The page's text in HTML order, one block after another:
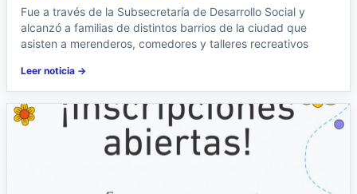
Fue a través de la Subsecretaría de Desarrollo Social y
alcanzó a familias de distintos barrios de la ciudad que
asisten a merenderos, comedores y talleres recreativos
Leer noticia →